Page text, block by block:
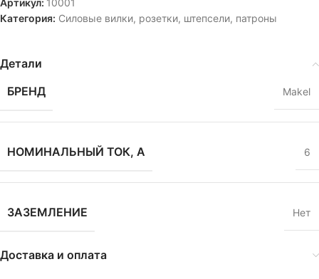
Артикул: 10001
Категория: Силовые вилки, розетки, штепсели, патроны
Детали
БРЕНД
Makel
НОМИНАЛЬНЫЙ ТОК, А 6
ЗАЗЕМЛЕНИЕ Нет
Доставка и оплата